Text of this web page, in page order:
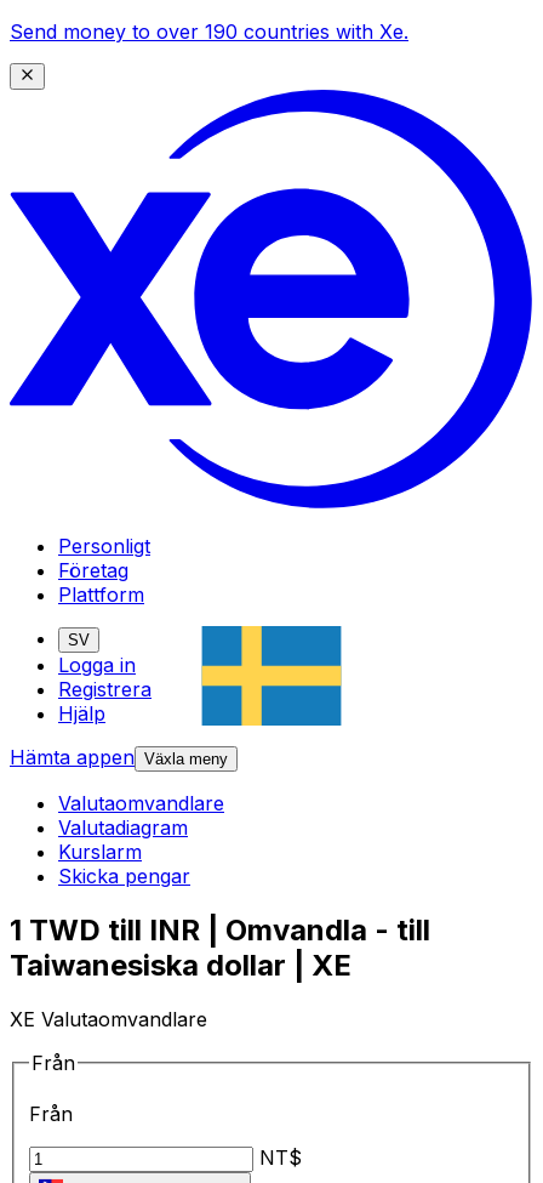
Send money to over 190 countries with Xe.
Personligt
Företag
Plattform
SV
Logga in
Registrera
Hjälp
Hämta appen Växla meny
Valutaomvandlare
Valutadiagram
Kurslarm
Skicka pengar
1 TWD till INR | Omvandla - till
Taiwanesiska dollar | XE
XE Valutaomvandlare
Från
Från
NT$